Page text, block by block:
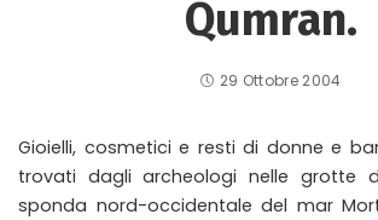
Qumran.
29 Ottobre 2004
Gioielli, cosmetici e resti di donne e
trovati dagli archeologi nelle grotte
sponda nord-occidentale del mar